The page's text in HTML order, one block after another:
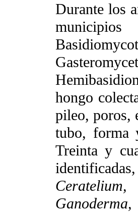
Durante los
hongo
pileo, poros,
tubo, forma
Treinta y